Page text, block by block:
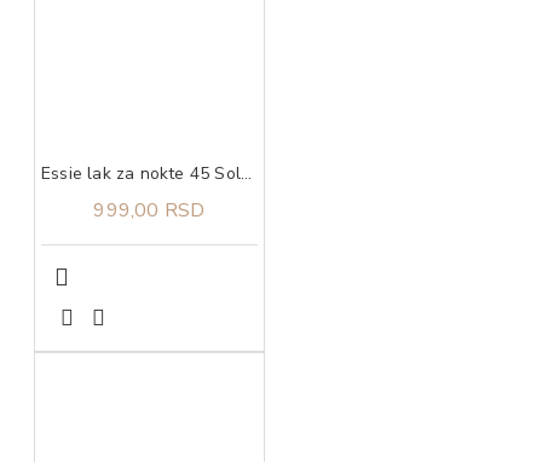
Essie lak za nokte 45 Sole Mate
999,00 RSD